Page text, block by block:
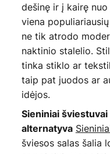
dešinę ir į kairę
viena
ne tik atrodo
naktinio stalelio.
tinka stiklo ar
taip pat juodos ar
idėjos.
Sieniniai
alternatyva
šviesos salas šalia